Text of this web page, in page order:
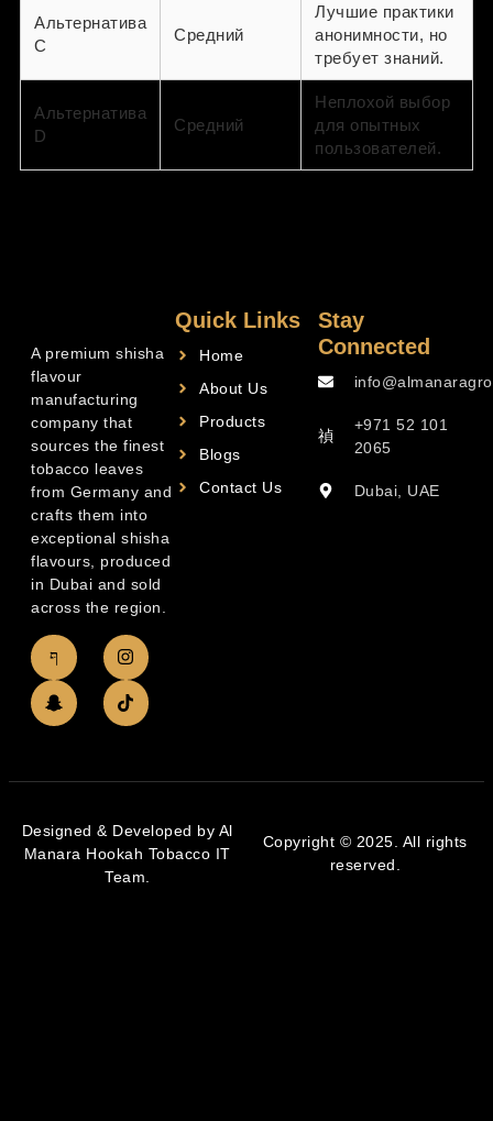
Альтернатива
C
Средний
Лучшие практики
анонимности, но
требует знаний.
Альтернатива
D
Средний
Неплохой выбор
для опытных
пользователей.
A premium shisha
flavour
manufacturing
company that
sources the finest
tobacco leaves
from Germany and
crafts them into
exceptional shisha
flavours, produced
in Dubai and sold
across the region.
Quick Links
Home
About Us
Products
Blogs
Contact Us
Stay
Connected
+971 52 101
2065
Dubai, UAE
Designed & Developed by Al
Manara Hookah Tobacco IT
Team.
Copyright © 2025. All rights
reserved.